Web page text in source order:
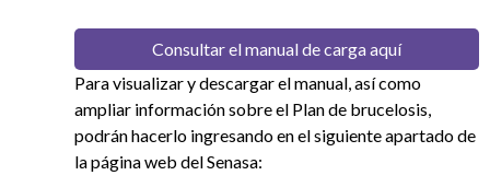
Consultar el manual de carga aquí
Para visualizar y descargar el manual, así como
ampliar información sobre el Plan de brucelosis,
podrán hacerlo ingresando en el siguiente apartado de
la página web del Senasa: